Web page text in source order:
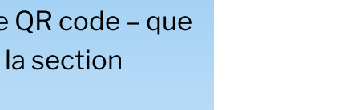
QR code – que
la section